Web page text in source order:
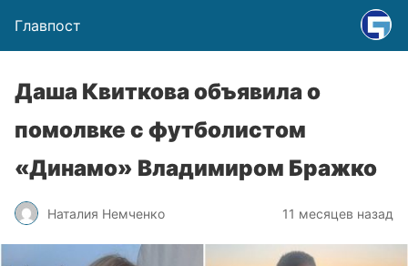
Главпост
Даша Квиткова объявила о
помолвке с футболистом
«Динамо» Владимиром Бражко
Наталия Немченко 11 месяцев назад